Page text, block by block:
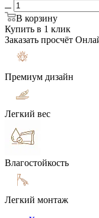
В корзину
Купить в 1 клик
Заказать просчёт
Премиум дизайн
Легкий вес
Влагостойкость
Легкий монтаж